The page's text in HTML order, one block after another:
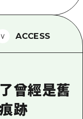
ACCESS
曾經是舊
跡